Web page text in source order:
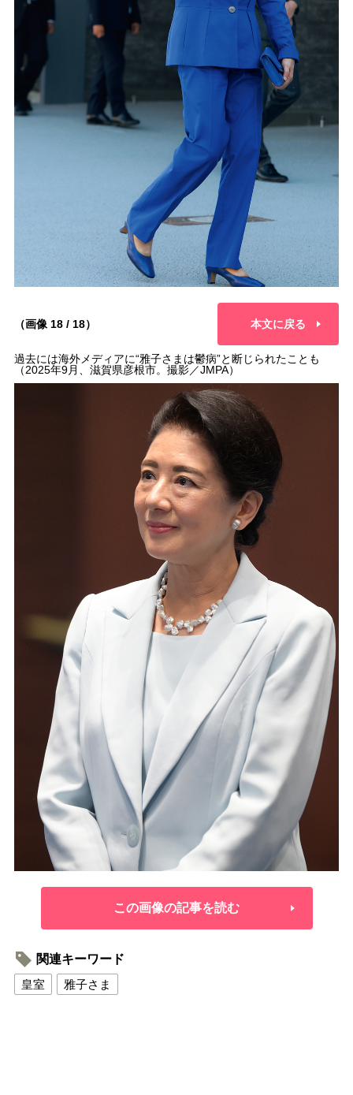
（画像 18 / 18） 本文に戻る
過去には海外メディアに“雅子さまは鬱病”と断じられたことも
（2025年9月、滋賀県彦根市。撮影／JMPA）
この画像の記事を読む
関連キーワード
皇室
雅子さま